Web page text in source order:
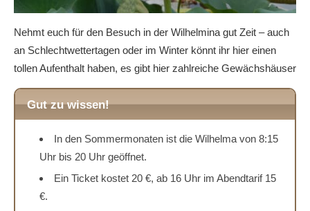
Nehmt euch für den Besuch in der Wilhelmina gut Zeit – auch
an Schlechtwettertagen oder im Winter könnt ihr hier einen
tollen Aufenthalt haben, es gibt hier zahlreiche Gewächshäuser
Gut zu wissen!
In den Sommermonaten ist die Wilhelma von 8:15
Uhr bis 20 Uhr geöffnet.
Ein Ticket kostet 20 €, ab 16 Uhr im Abendtarif 15
€.